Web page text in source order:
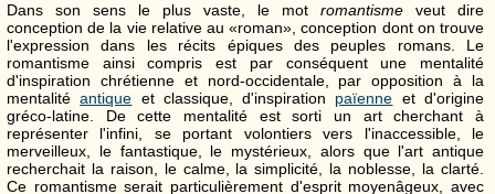
Dans son sens le plus vaste, le mot romantisme veut dire
conception de la vie relative au «roman», conception dont on trouve
l'expression dans les récits épiques des peuples romans. Le
romantisme ainsi compris est par conséquent une mentalité
d'inspiration chrétienne et nord-occidentale, par opposition à la
mentalitéantique et classique, d'inspiration païenne et d'origine
gréco-latine. De cette mentalité est sorti un art cherchant à
représenter l'infini, se portant volontiers vers l'inaccessible, le
merveilleux, le fantastique, le mystérieux, alors que l'art antique
recherchait la raison, le calme, la simplicité, la noblesse, la clarté.
Ce romantisme serait particulièrement d'esprit moyenâgeux, avec